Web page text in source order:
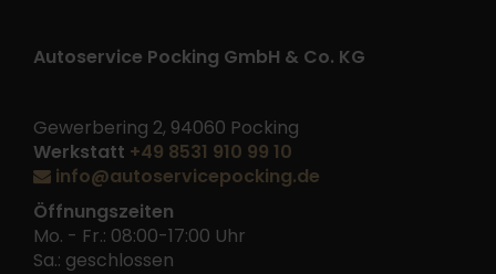
Autoservice Pocking GmbH & Co. KG
Gewerbering 2, 94060 Pocking
Werkstatt +49 8531 910 99 10
info@autoservicepocking.de
Öffnungszeiten
Mo. - Fr.: 08:00-17:00 Uhr
Sa.: geschlossen